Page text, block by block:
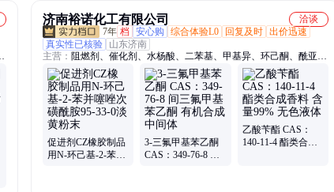
济南裕诺化工有限公司
洽谈
7年 档 安心购 综合体验L0 回复及时 出价迅速
真实性已核验
山东济南
主营： 阻燃剂、催化剂、水杨酸、二苯基、甲基异、环己酮、酰亚
胺、正磷酸、烟酰胺、曲酸粉、氯化锌、异丙醇、化妆品、初油酸、
脂肪醇、生石灰、碳酸锌、碳酸锂、活性炭、乙二胺、三氮唑、着色
剂、防冻液、抗氧剂、亚磷酸
促进剂CZ橡胶制品
用N-环己基-2-苯并
3-三氟甲基苯乙酮
CAS：349-76-8 间
乙酸苄酯 CAS：
140-11-4 酯类合成